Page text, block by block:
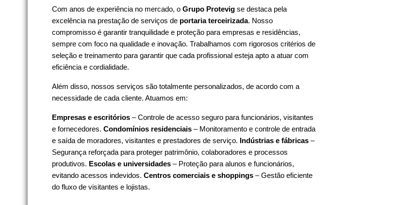
Com anos de experiência no mercado, o Grupo Protevig se destaca pela
excelência na prestação de serviços de portaria terceirizada. Nosso
compromisso é garantir tranquilidade e proteção para empresas e residências,
sempre com foco na qualidade e inovação. Trabalhamos com rigorosos critérios de
seleção e treinamento para garantir que cada profissional esteja apto a atuar com
eficiência e cordialidade.
Além disso, nossos serviços são totalmente personalizados, de acordo com a
necessidade de cada cliente. Atuamos em:
Empresas e escritórios – Controle de acesso seguro para funcionários, visitantes
e fornecedores. Condomínios residenciais – Monitoramento e controle de entrada
e saída de moradores, visitantes e prestadores de serviço. Indústrias e fábricas –
Segurança reforçada para proteger patrimônio, colaboradores e processos
produtivos. Escolas e universidades – Proteção para alunos e funcionários,
evitando acessos indevidos. Centros comerciais e shoppings – Gestão eficiente
do fluxo de visitantes e lojistas.